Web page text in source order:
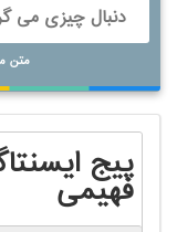
متن
پیج
فهیمی